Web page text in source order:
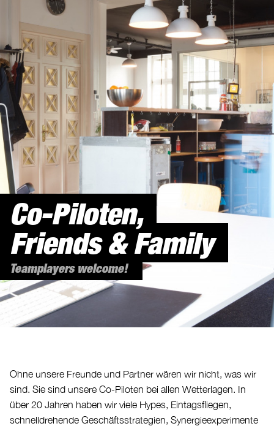
Co-Piloten,
Friends & Family
Teamplayers welcome!
Ohne unsere Freunde und Partner wären wir nicht, was wir
sind. Sie sind unsere Co-Piloten bei allen Wetterlagen. In
über 20 Jahren haben wir viele Hypes, Eintagsfliegen,
schnelldrehende Geschäftsstrategien, Synergieexperimente